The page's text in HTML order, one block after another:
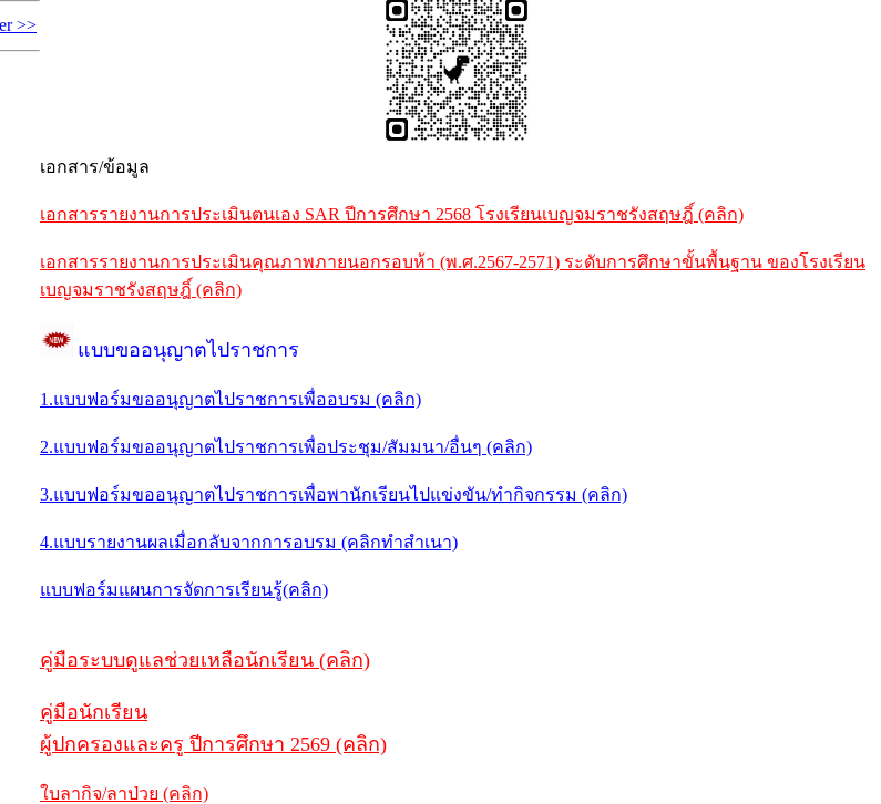
>>
เอกสาร/ข้อมูล
เอกสารรายงานการประเมินตนเอง SAR ปีการศึกษา 2568 โรงเรียนเบญจมราชรังสฤษฎิ์ (คลิก)
เอกสารรายงานการประเมินคุณภาพภายนอกรอบห้า (พ.ศ.2567-2571) ระดับการศึกษาขั้นพื้นฐาน ของโรงเรียน
เบญจมราชรังสฤษฎิ์ (คลิก)
แบบขออนุญาตไปราชการ
1.แบบฟอร์มขออนุญาตไปราชการเพื่ออบรม (คลิก)
2.แบบฟอร์มขออนุญาตไปราชการเพื่อประชุม/สัมมนา/อื่นๆ (คลิก)
3.แบบฟอร์มขออนุญาตไปราชการเพื่อพานักเรียนไปแข่งขัน/ทำกิจกรรม (คลิก)
4.แบบรายงานผลเมื่อกลับจากการอบรม (คลิกทำสำเนา)
แบบฟอร์มแผนการจัดการเรียนรู้(คลิก)
คู่มือระบบดูแลช่วยเหลือนักเรียน (คลิก)
คู่มือนักเรียน
ผู้ปกครองและครู ปีการศึกษา 2569 (คลิก)
ใบลากิจ/ลาป่วย (คลิก)